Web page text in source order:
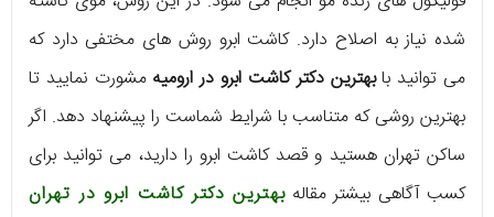
شده نیاز به اصلاح دارد. کاشت ابرو روش های مختفی دارد که
می توانید بابهترین دکتر کاشت ابرو در ارومیه مشورت نمایید تا
بهترین روشی که متناسب با شرایط شماست را پیشنهاد دهد. اگر
ساکن تهران هستید و قصد کاشت ابرو را دارید، می توانید برای
کسب آگاهی بیشتر مقالهبهترین دکتر کاشت ابرو در تهران